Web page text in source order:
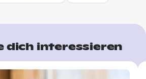
dich interessieren